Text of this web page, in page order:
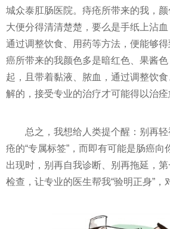
城众泰肛肠医院。痔疮所带来的我，
大便分得清清楚楚，要么是手纸上沾血
通过调整饮食、用药等方法，便能够
癌所带来的我颜色多是暗红色、果酱
起，且带着黏液、脓血，通过调整饮
解的，接受专业的治疗才可能得以治痊
总之，我想给人类提个醒：别再
疮的“专属标签”，而即有可能是肠癌
出现时，别再自我诊断、别再拖延，
检查，让专业的医生帮我“验明正身”，